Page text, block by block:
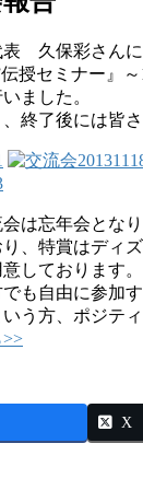
表 久保彩さん
伝授セミナー』
ました。
終了後には皆
は忘年会となり
、特賞はディ
しております。
も自由に参加
う方、ポジテ
X